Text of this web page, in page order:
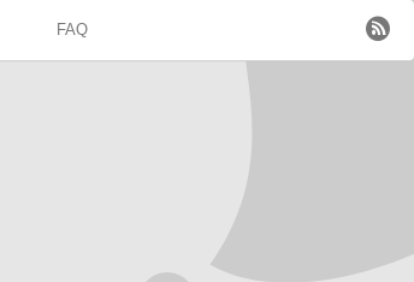
FAQ 